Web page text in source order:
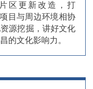
区更新改造，打
目与周边环境相协
源挖掘，讲好文化
的文化影响力。